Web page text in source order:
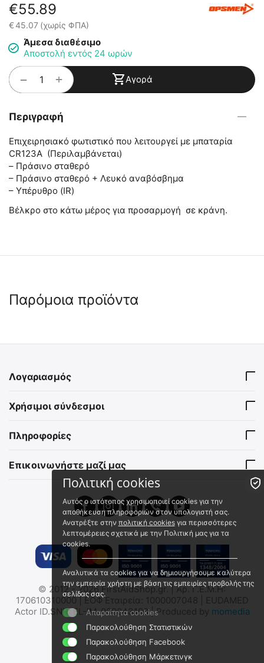
€55.89
€45.07 (χωρίς ΦΠΑ)
Άμεσα διαθέσιμο
Αποστολή εντός 24 ωρών
+
− Αγορά
Περιγραφή
Επιχειρησιακό φωτιστικό που λειτουργεί με μπαταρία
CR123A (Περιλαμβάνεται)
– Πράσινο σταθερό
– Πράσινο σταθερό + Λευκό αναβόσβημα
– Υπέρυθρο (IR)
Βέλκρο στο κάτω μέρος για προσαρμογή σε κράνη.
Παρόμοια προϊόντα
Αντιπυρικό Κάλυμα Αυχένα
για Κράνος Dräger HPS
Άμεσα διαθέσιμο
€74.90
(χωρίς ΦΠΑ) €
ELITE BAGS BAGDRAFT
Τσάντα Πυροσβέστη για
Μπότες και Κράνος
EB05.023
Σε Απόθεμα
(χωρίς ΦΠΑ)
Λογαριασμός
Χρήσιμοι σύνδεσμοι
Πληροφορίες
Επικοινωνήστε μαζί μας
© 2012 - 2026 FirstAidShop.gr. | Αρ. Γ.Ε.Μ.Η:
170610310000 | ΕΟΦ Εταιρεία: 1000007048 | EUDAMED
Actor ID.SNR: EL-IM-000043108 | Produced by momedia
Πολιτική cookies
Αυτός ο ιστότοπος χρησιμοποιεί cookies για την
αποθήκευση πληροφοριών στον υπολογιστή σας.
Ανατρέξτε στην πολιτική cookiesγια περισσότερες
λεπτομέρειες σχετικά με την Πολιτική μας για τα
cookies.
Αναλυτικά τα cookies για να δημιουργήσουμε καλύτερα
την εμπειρία χρήστη με βάση τις εμπειρίες προβολής της
σελίδας σας.
Απαραίτητα cookies
Παρακολούθηση Στατιστικών
Παρακολούθηση Facebook
Παρακολούθηση Μάρκετινγκ